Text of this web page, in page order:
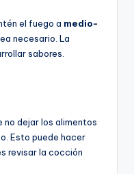
el fuego a medio-
necesario. La
sabores.
no dejar los alimentos
Esto puede hacer
revisar la cocción